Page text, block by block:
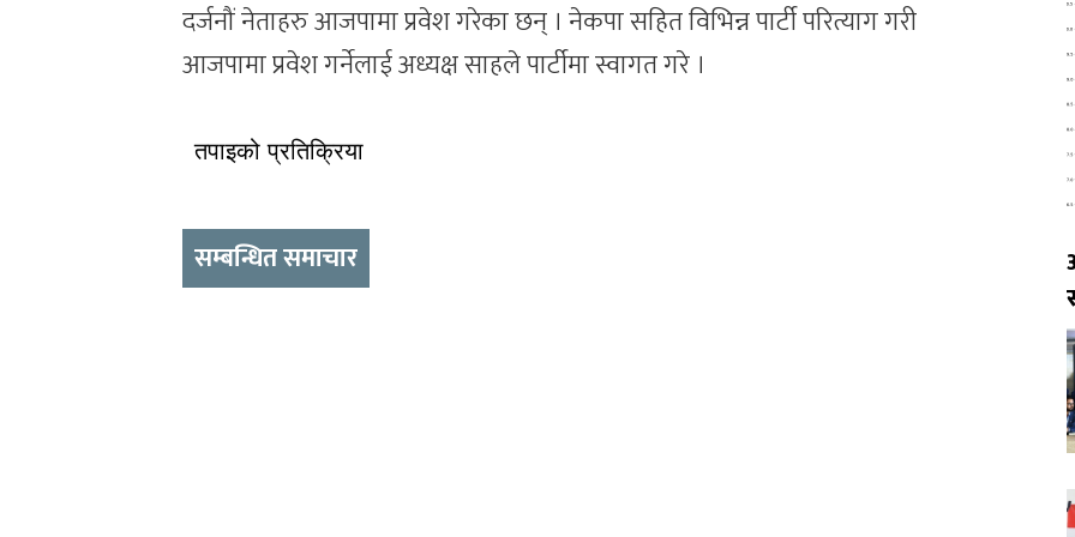
दर्जनौं नेताहरु आजपामा प्रवेश गरेका छन् । नेकपा सहित विभिन्न पार्टी परित्याग गरी
आजपामा प्रवेश गर्नेलाई अध्यक्ष साहले पार्टीमा स्वागत गरे ।
तपाइको प्रतिक्रिया
सम्बन्धित समाचार